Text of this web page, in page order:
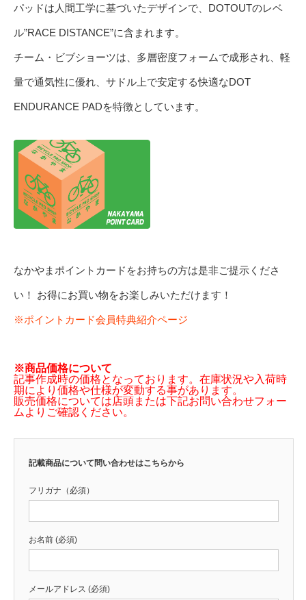
パッドは人間工学に基づいたデザインで、DOTOUTのレベ
ル”RACE DISTANCE”に含まれます。
チーム・ビブショーツは、多層密度フォームで成形され、軽
量で通気性に優れ、サドル上で安定する快適なDOT
ENDURANCE PADを特徴としています。
なかやまポイントカードをお持ちの方は是非ご提示くださ
い！ お得にお買い物をお楽しみいただけます！
※ポイントカード会員特典紹介ページ
※商品価格について
記事作成時の価格となっております。在庫状況や入荷時
期により価格や仕様が変動する事があります。
販売価格については店頭または下記お問い合わせフォー
ムよりご確認ください。
記載商品について問い合わせはこちらから
フリガナ（必須）
お名前 (必須)
メールアドレス (必須)